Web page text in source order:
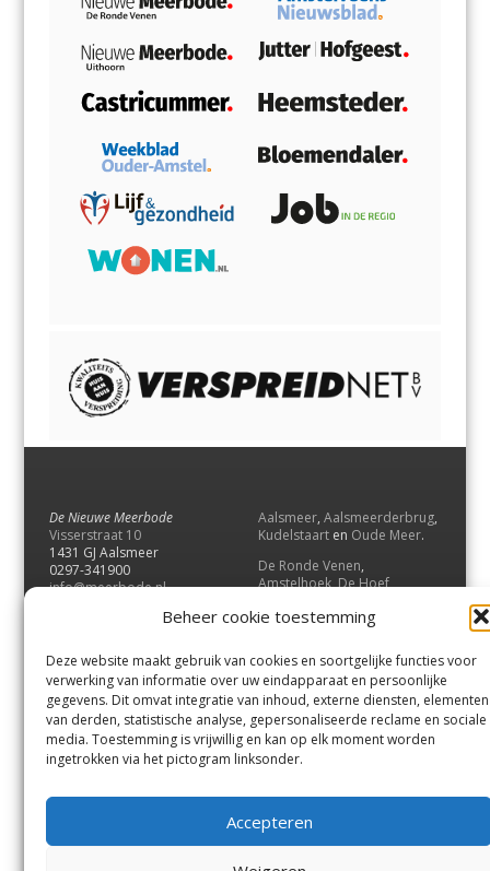
Beheer cookie toestemming
Deze website maakt gebruik van cookies en soortgelijke functies voor
verwerking van informatie over uw eindapparaat en persoonlijke
gegevens. Dit omvat integratie van inhoud, externe diensten, elementen
van derden, statistische analyse, gepersonaliseerde reclame en sociale
media. Toestemming is vrijwillig en kan op elk moment worden
ingetrokken via het pictogram linksonder.
Accepteren
De Nieuwe Meerbode
Visserstraat 10
1431 GJ Aalsmeer
0297-341900
info@meerbode.nl
Aalsmeer, Aalsmeerderbrug,
Kudelstaart en Oude Meer.
De Ronde Venen,
Amstelhoek,De Hoef,
Vrouwenakker,Waverveen
UithoornenDe Kwakel.
Contact
Andere uitgaven
Bezorgklacht
Vacatures
Voorwaarden
Privacyverklaring